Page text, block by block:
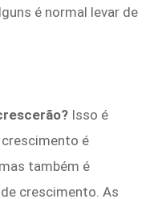
é normal levar de
Isso é
é
também é
crescimento. As